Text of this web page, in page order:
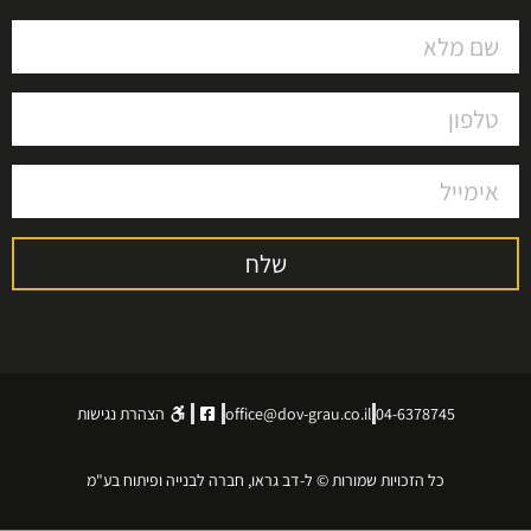
שלח
04-6378745
office@dov-grau.co.il הצהרת נגישות
כל הזכויות שמורות © ל-דב גראו, חברה לבנייה ופיתוח בע"מ